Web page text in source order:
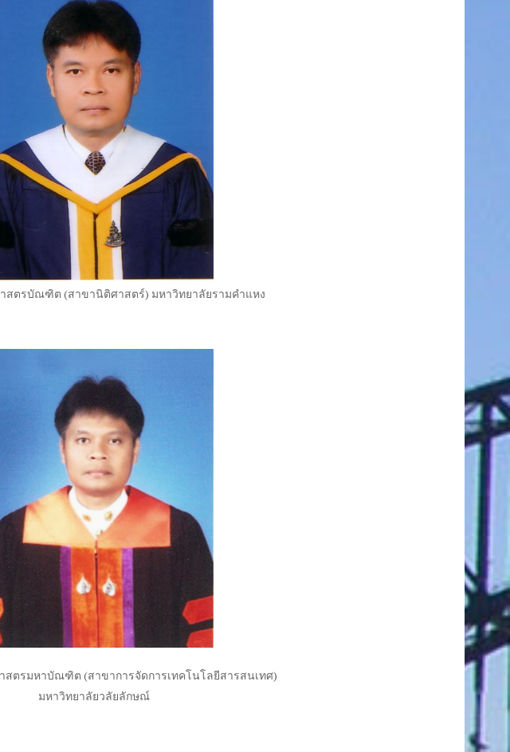
สตรบัณฑิต (สาขานิติศาสตร์) มหาวิทยาลัยรามคำแหง
สตรมหาบัณฑิต (สาขาการจัดการเทคโนโลยีสารสนเทศ)
มหาวิทยาลัยวลัยลักษณ์